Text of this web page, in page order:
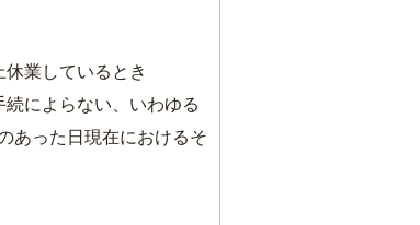
業しているとき
によらない、いわゆる
あった日現在におけるそ